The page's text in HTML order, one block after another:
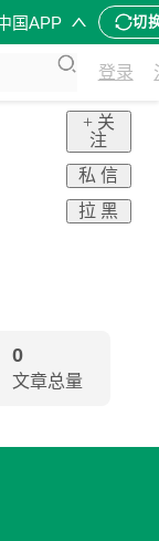
国APP 切
登录
+ 关
注
私 信
拉 黑
0
文章总量